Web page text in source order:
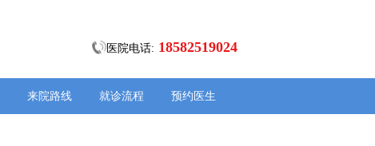
医院电话: 18582519024
来院路线 就诊流程 预约医生